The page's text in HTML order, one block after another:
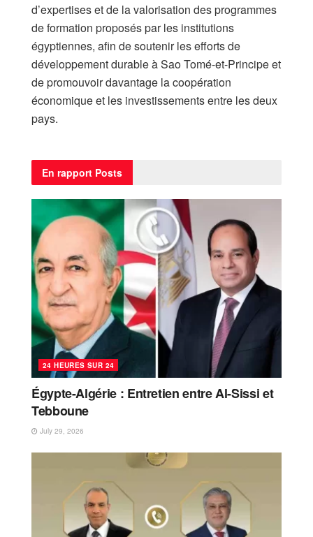
d’expertises et de la valorisation des programmes
de formation proposés par les institutions
égyptiennes, afin de soutenir les efforts de
développement durable à Sao Tomé-et-Principe et
de promouvoir davantage la coopération
économique et les investissements entre les deux
pays.
En rapport Posts
24 HEURES SUR 24
Égypte-Algérie : Entretien entre Al-Sissi et
Tebboune
July 29, 2026